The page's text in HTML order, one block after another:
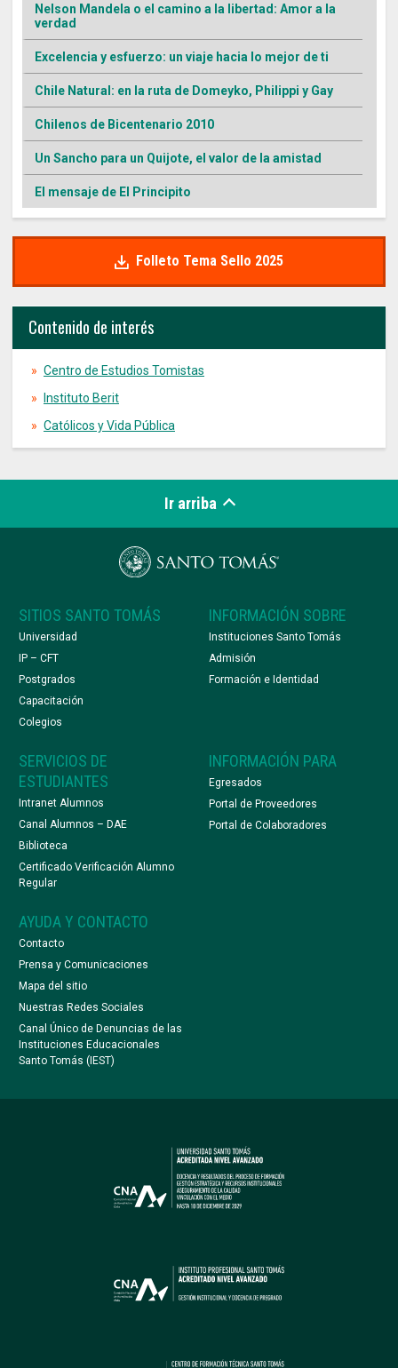
Nelson Mandela o el camino a la libertad: Amor a la
verdad
Excelencia y esfuerzo: un viaje hacia lo mejor de ti
Chile Natural: en la ruta de Domeyko, Philippi y Gay
Chilenos de Bicentenario 2010
Un Sancho para un Quijote, el valor de la amistad
El mensaje de El Principito
Folleto Tema Sello 2025
Contenido de interés
Centro de Estudios Tomistas
Instituto Berit
Católicos y Vida Pública
Ir arriba
SITIOS SANTO TOMÁS
Universidad
IP – CFT
Postgrados
Capacitación
Colegios
INFORMACIÓN SOBRE
Instituciones Santo Tomás
Admisión
Formación e Identidad
SERVICIOS DE
ESTUDIANTES
Intranet Alumnos
Canal Alumnos – DAE
Biblioteca
Certificado Verificación Alumno
Regular
INFORMACIÓN PARA
Egresados
Portal de Proveedores
Portal de Colaboradores
AYUDA Y CONTACTO
Contacto
Prensa y Comunicaciones
Mapa del sitio
Nuestras Redes Sociales
Canal Único de Denuncias de las
Instituciones Educacionales
Santo Tomás (IEST)